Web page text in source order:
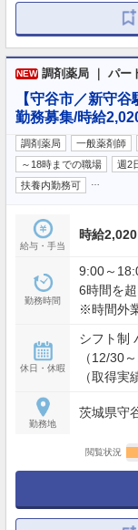
NEW 調剤薬局 ｜ パー
【守谷市／新守
勤務募集/時給
調剤薬局 一般薬剤師
～18時までの職場
週2
扶養内勤務可
給与・手当
時給
勤務時間
9:00～
6時間を
※時間外
休日・休暇
シフト制
（12/30
（取得実
勤務地
茨城県守
閲覧状況